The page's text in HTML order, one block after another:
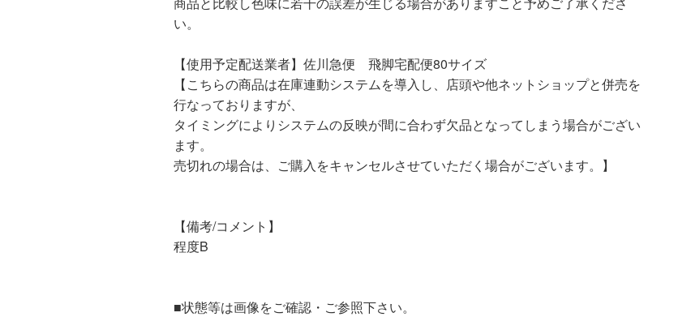
い。
【使用予定配送業者】佐川急便 飛脚宅配便80サイズ
【こちらの商品は在庫連動システムを導入し、店頭や他ネットショップと併売を
行なっておりますが、
タイミングによりシステムの反映が間に合わず欠品となってしまう場合がござい
ます。
売切れの場合は、ご購入をキャンセルさせていただく場合がございます。】
【備考/コメント】
程度B
■状態等は画像をご確認・ご参照下さい。